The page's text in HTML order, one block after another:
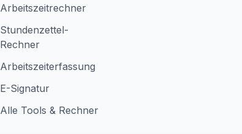
Arbeitszeitrechner
Stundenzettel-
Rechner
Arbeitszeiterfassung
E-Signatur
Alle Tools & Rechner